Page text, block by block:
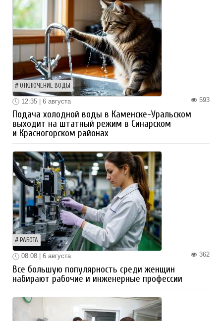
ОТКЛЮЧЕНИЕ ВОДЫ
593
12:35 | 6 августа
Подача холодной воды в Каменске-Уральском
выходит на штатный режим в Синарском
и Красногорском районах
РАБОТА
362
08:08 | 6 августа
Все большую популярность среди женщин
набирают рабочие и инженерные профессии